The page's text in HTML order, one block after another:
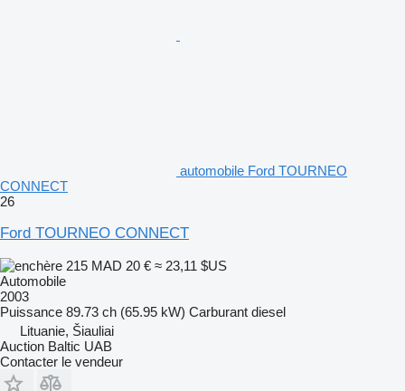
automobile Ford TOURNEO
CONNECT
26
Ford TOURNEO CONNECT
215 MAD 20 € ≈ 23,11 $US
Automobile
2003
Puissance 89.73 ch (65.95 kW) Carburant diesel
Lituanie, Šiauliai
Auction Baltic UAB
Contacter le vendeur